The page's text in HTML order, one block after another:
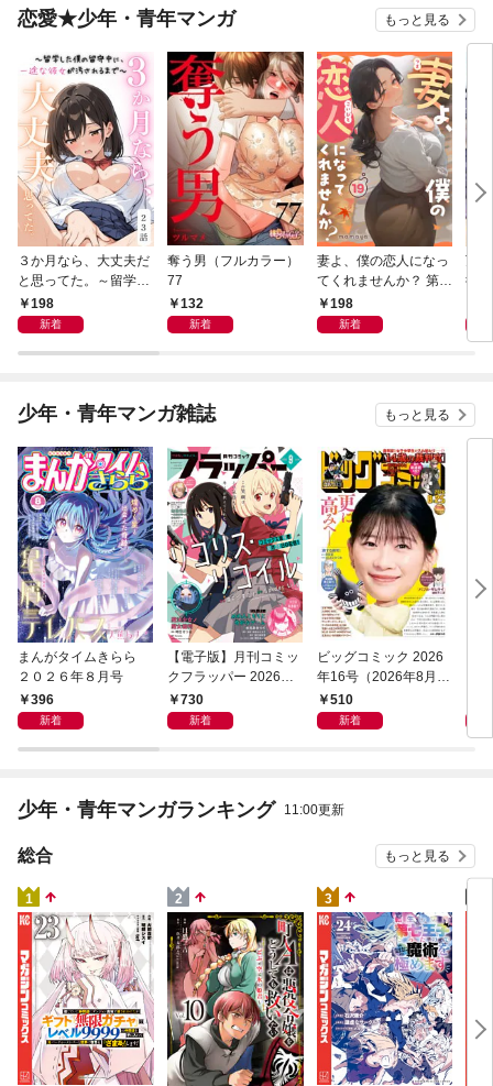
『
（
恋愛★少年・青年マンガ もっと見る
３か月なら、大丈夫だ
と思ってた。～留学し
た僕の留守中に、一途
な彼女が汚されるまで
198
新着
奪う男（フルカラー）
77
132
新着
妻よ、僕の恋人になっ
てくれませんか？ 第1
9話198
新着
万
術
師
大
ら
少年・青年マンガ雑誌 もっと見る
まんがタイムきらら
２０２６年８月号
396
新着
【電子版】月刊コミッ
クフラッパー 2026年9
月号730
新着
ビッグコミック 2026
年16号（2026年8月7
日発売）
510
新着
少年・青年マンガランキング 11:00更新
総合 もっと見る
1 2 3